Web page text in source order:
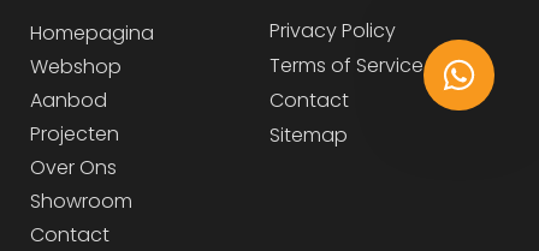
Homepagina
Webshop
Aanbod
Projecten
Over Ons
Showroom
Contact
Privacy Policy
Terms of Service
Contact
Sitemap